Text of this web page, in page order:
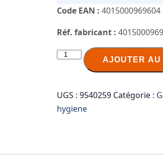
Code EAN : 4015000969604
Réf. fabricant :
quantité
Frisch
FORCE
AJOUTER AU
UGS :9540259 Catégorie :
hygiene